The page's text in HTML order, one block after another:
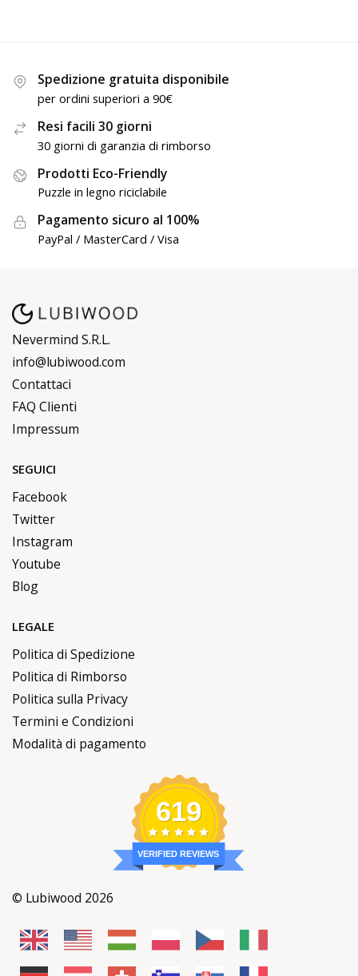
Spedizione gratuita disponibile
per ordini superiori a 90€
Resi facili 30 giorni
30 giorni di garanzia di rimborso
Prodotti Eco-Friendly
Puzzle in legno riciclabile
Pagamento sicuro al 100%
PayPal / MasterCard / Visa
Nevermind S.R.L.
info@lubiwood.com
Contattaci
FAQ Clienti
Impressum
SEGUICI
Facebook
Twitter
Instagram
Youtube
Blog
LEGALE
Politica di Spedizione
Politica di Rimborso
Politica sulla Privacy
Termini e Condizioni
Modalità di pagamento
619
VERIFIED REVIEWS
© Lubiwood 2026